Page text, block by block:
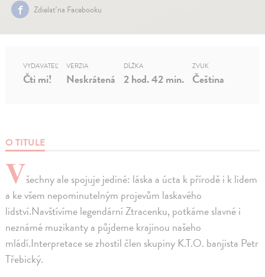
Zdielať na Facebooku
O TITULE
Všechny ale spojuje jediné: láska a úcta k přírodě i k lidem
a ke všem nepominutelným projevům laskavého
lidství.Navštívíme legendární Ztracenku, potkáme slavné i
neznámé muzikanty a půjdeme krajinou našeho
mládí.Interpretace se zhostil člen skupiny K.T.O. banjista Petr
Třebický.
VYDAVATEĽ
Čti mi!
VERZIA
Neskrátená
DĹŽKA
2 hod. 42 min.
ZVUK
Čeština